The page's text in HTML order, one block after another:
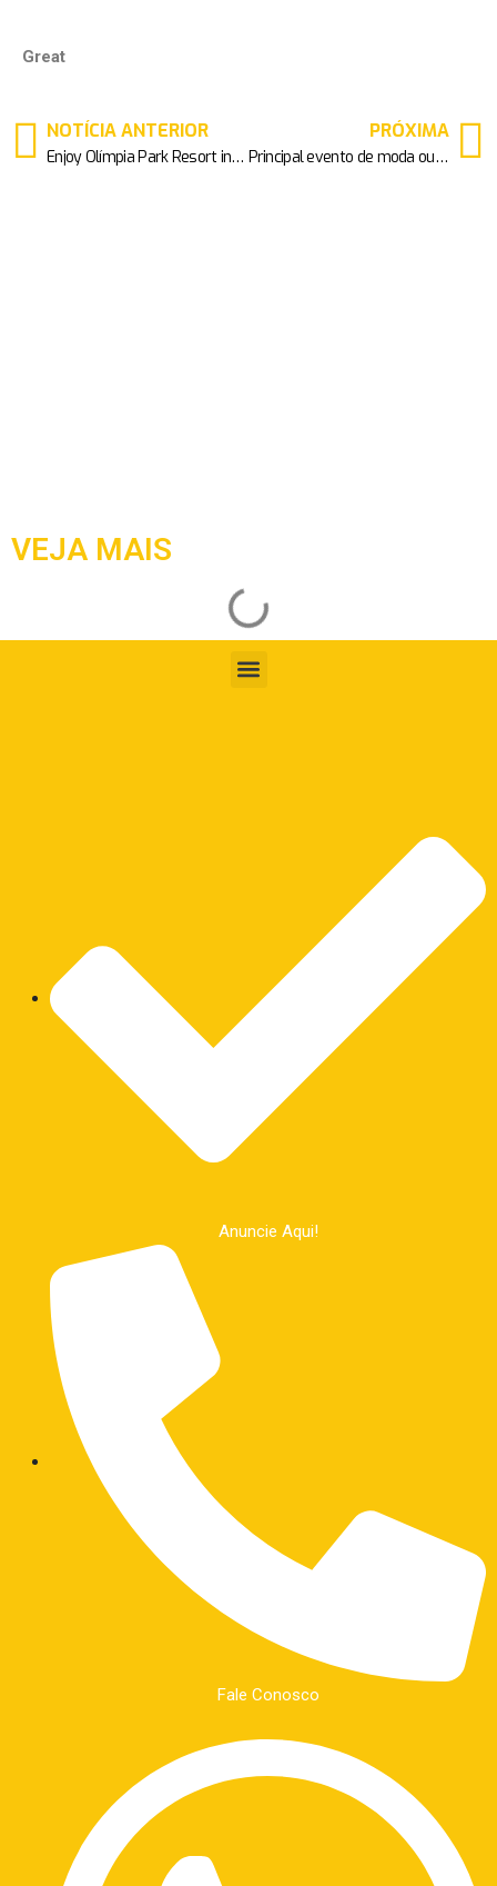
Great
NOTÍCIA ANTERIOR
Enjoy Olímpia Park Resort inaugura seu SPA
PRÓXIMA
Principal evento de moda outono-inverno em São Paulo acontece até o dia 26 de maio
VEJA MAIS
Anuncie Aqui!
Fale Conosco